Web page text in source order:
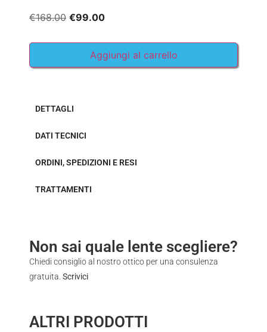
€168.00 €99.00
Aggiungi al carrello
DETTAGLI
DATI TECNICI
ORDINI, SPEDIZIONI E RESI
TRATTAMENTI
Non sai quale lente scegliere?
Chiedi consiglio al nostro ottico per una consulenza
gratuita. Scrivici
ALTRI PRODOTTI